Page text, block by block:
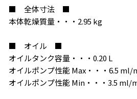
■ 全体寸法 ■
本体乾燥質量・・・2.95 kg
■ オイル ■
オイルタンク容量・・・0.20 L
オイルポンプ性能 Max・・・6.5 ml/
オイルポンプ性能 Min・・・3.5 ml/